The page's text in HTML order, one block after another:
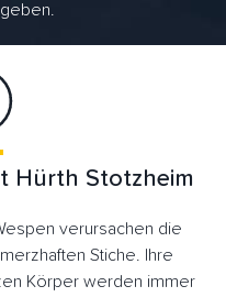
Hürth Stotzheim
verursachen die
Stiche. Ihre
Körper werden immer